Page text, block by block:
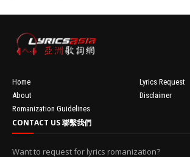
'data:post.fea
resizeImage
100'
Home
Lyrics Request
About
Disclaimer
Romanization Guidelines
CONTACT US 聯繫我們
Want to request for lyrics romanization?